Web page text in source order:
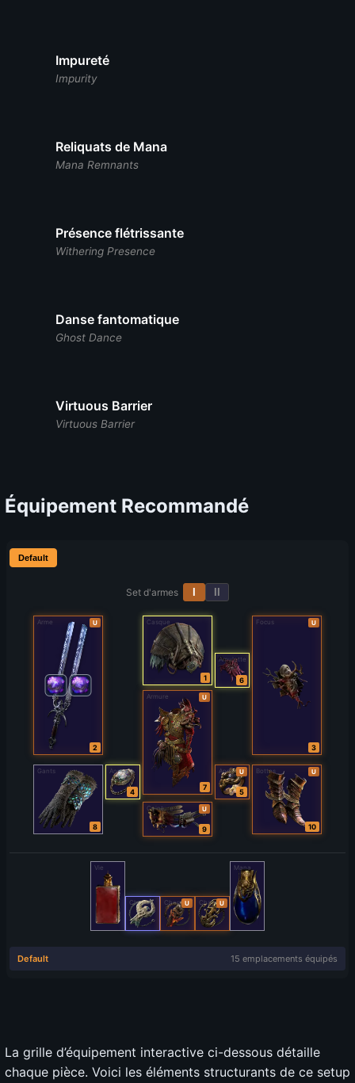
Impureté
Impurity
Reliquats de Mana
Mana Remnants
Présence flétrissante
Withering Presence
Danse fantomatique
Ghost Dance
Virtuous Barrier
Virtuous Barrier
Équipement Recommandé
La grille d’équipement interactive ci-dessous détaille
chaque pièce. Voici les éléments structurants de ce setup